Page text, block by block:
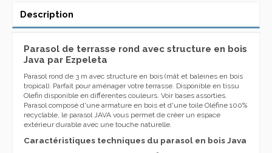
Description
Parasol de terrasse rond avec structure en bois
Java par Ezpeleta
Parasol rond de 3 m avec structure en bois (mât et baleines en bois
tropical). Parfait pour aménager votre terrasse. Disponible en tissu
Olefin disponible en différentes couleurs. Voir bases assorties.
Parasol composé d'une armature en bois et d'une toile Oléfine 100%
recyclable, le parasol JAVA vous permet de créer un espace
extérieur durable avec une touche naturelle.
Caractéristiques techniques du parasol en bois Java